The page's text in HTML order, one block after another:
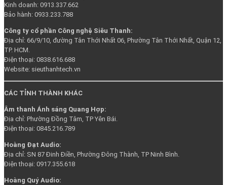
Kinh doanh: 0913.337.662
Bảo hành: 0933.233.788
Công ty cổ phần Công nghệ Siêu Thanh:
Địa chỉ: 66/9/10, đường Tân Thới Nhất 06, Phường Tân Thới Nhất, Quận 12,
TP. HCM.
Điện thoại: 0838.616.688
Website: sieuthanhtech.vn
CÁC TỈNH THÀNH KHÁC
Âm thanh Ánh sáng Quang Hợp:
Địa chỉ: Phường Đồng Tâm, TP Yên Bái.
Điện thoại: 0845.216.789
Hoàng Đạt Audio:
Địa chỉ: SN 87 Đinh Điền, Phường Đông Thành, TP Ninh Bình.
Điện thoại: 0917.355.618
Hoàng Quý Audio: